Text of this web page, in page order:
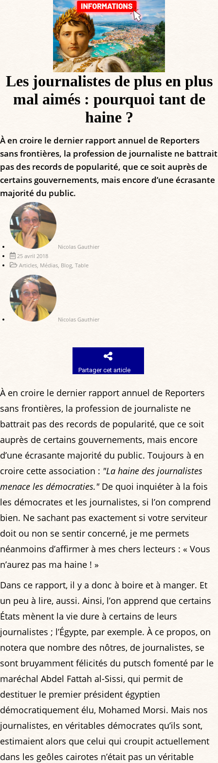
Les journalistes de plus en plus
mal aimés : pourquoi tant de
haine ?
À en croire le dernier rapport annuel de Reporters
sans frontières, la profession de journaliste ne battrait
pas des records de popularité, que ce soit auprès de
certains gouvernements, mais encore d’une écrasante
majorité du public.
Nicolas Gauthier
25 avril 2018
Articles Médias Blog Table
Nicolas Gauthier
Partager cet article
À en croire le dernier rapport annuel de Reporters
sans frontières, la profession de journaliste ne
battrait pas des records de popularité, que ce soit
auprès de certains gouvernements, mais encore
d’une écrasante majorité du public. Toujours à en
croire cette association : "La haine des journalistes
menace les démocraties."De quoi inquiéter à la fois
les démocrates et les journalistes, si l’on comprend
bien. Ne sachant pas exactement si votre serviteur
doit ou non se sentir concerné, je me permets
néanmoins d’affirmer à mes chers lecteurs : « Vous
n’aurez pas ma haine ! »
Dans ce rapport, il y a donc à boire et à manger. Et
un peu à lire, aussi. Ainsi, l’on apprend que certains
États mènent la vie dure à certains de leurs
journalistes ; l’Égypte, par exemple. À ce propos, on
notera que nombre des nôtres, de journalistes, se
sont bruyamment félicités du putsch fomenté par le
maréchal Abdel Fattah al-Sissi, qui permit de
destituer le premier président égyptien
démocratiquement élu, Mohamed Morsi. Mais nos
journalistes, en véritables démocrates qu’ils sont,
estimaient alors que celui qui croupit actuellement
dans les geôles cairotes n’était pas un véritable